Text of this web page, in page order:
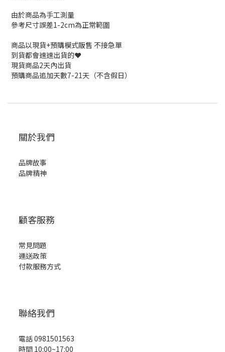
由於商品為手工測量
參考尺寸誤差1-2cm為正常範圍
商品以現貨+預購模式販售 不接急單
到貨都會速速出貨的❤️
現貨商品2天內出貨
預購商品追加天數7-21天（不含假日）
關於我們
品牌故事
品牌精神
顧客服務
常見問題
運送政策
付款服務方式
聯絡我們
電話 0981501563
時間 10:00~17:00